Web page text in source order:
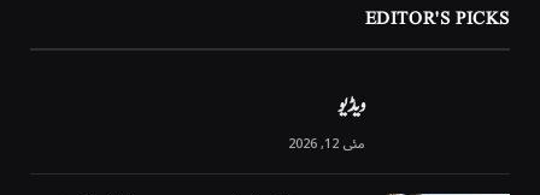
EDITOR'S PICKS
ویڈیو
مئی 12, 2026